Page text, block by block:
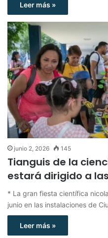
Leer más »
junio 2, 2026 145
Tianguis de la
estará dirigido a
* La gran fiesta científica
junio en las instalaciones de
Leer más »